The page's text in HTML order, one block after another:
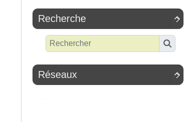

Recherche

Réseaux